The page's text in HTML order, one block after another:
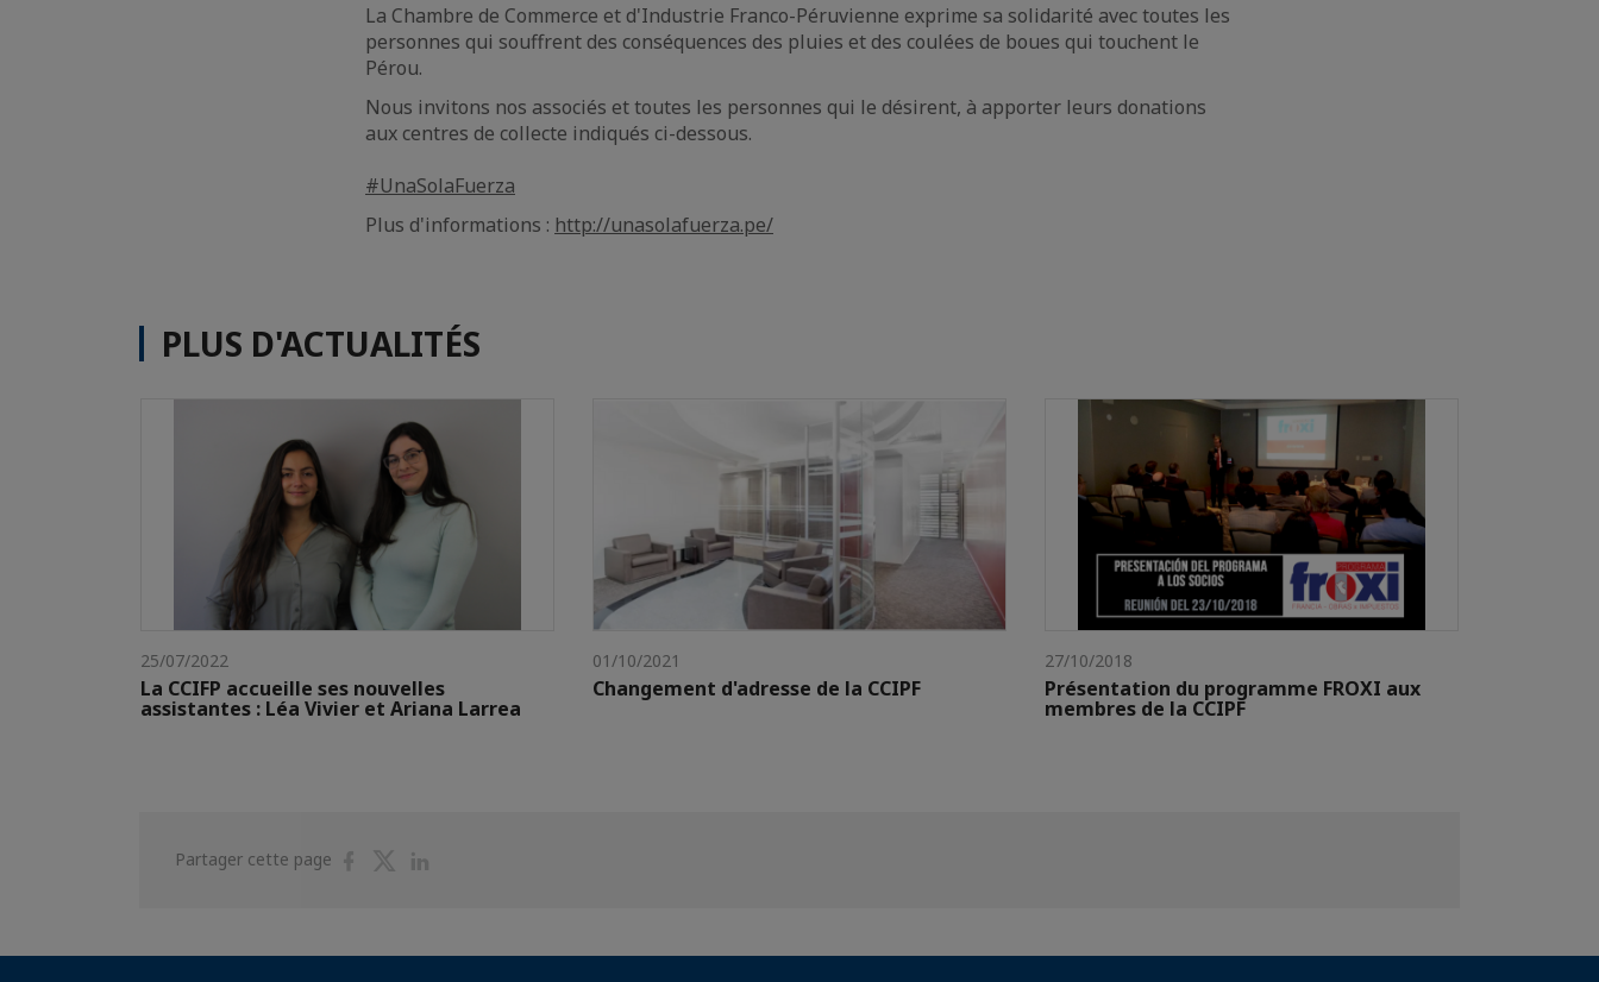
La Chambre de Commerce et d'Industrie Franco-Péruvienne exprime sa solidarité avec toutes les
personnes qui souffrent des conséquences des pluies et des coulées de boues qui touchent le
Pérou.
Nous invitons nos associés et toutes les personnes qui le désirent, à apporter leurs donations
aux centres de collecte indiqués ci-dessous.
#UnaSolaFuerza
Plus d'informations : http://unasolafuerza.pe/
PLUS D'ACTUALITÉS
25/07/2022
La CCIFP accueille ses nouvelles
assistantes : Léa Vivier et Ariana Larrea
01/10/2021
Changement d'adresse de la CCIPF
27/10/2018
Présentation du programme FROXI aux
membres de la CCIPF
Partager cette page
PartagerPartager